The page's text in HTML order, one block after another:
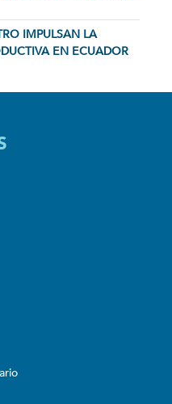
IMPULSAN LA
EN ECUADOR